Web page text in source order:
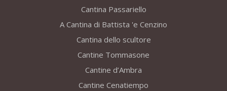
Cantina Passariello
A Cantina di Battista 'e Cenzino
Cantina dello scultore
Cantine Tommasone
Cantine d’Ambra
Cantine Cenatiempo